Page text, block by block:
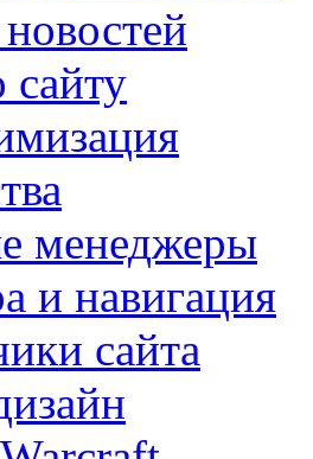
менеджеры
и навигация
сайта